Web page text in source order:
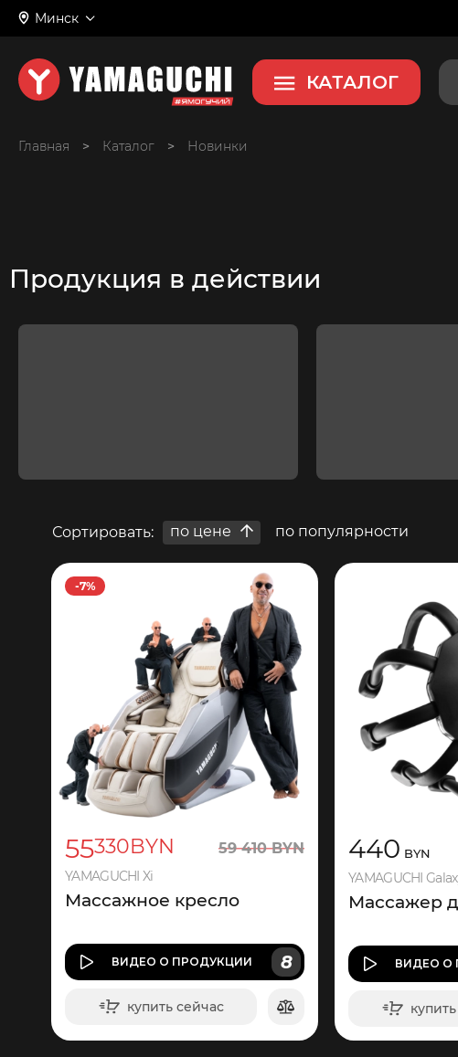
Минск
КАТАЛОГ
Главная > > Новинки
Продукция в действии
Сортировать: по цене по популярности
-7%
55330BYN 59 410BYN
YAMAGUCHI Xi
Массажное кресло
ВИДЕО О ПРОДУКЦИИ 8
купить сейчас
в корзину
440 BYN
YAMAGUCHI
Массажер
ВИДЕО О
в